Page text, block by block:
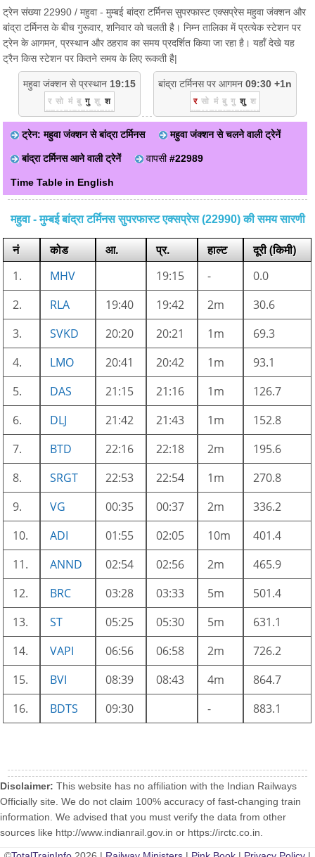
ट्रेन संख्या 22990 / महुवा - मुम्बई बांद्रा टर्मिनस सुपरफास्ट एक्सप्रेस महुवा जंक्शन और
बांद्रा टर्मिनस के बीच गुरूवार, शनिवार को चलती है। निम्न तालिका में प्रत्येक स्टेशन पर
ट्रेन के आगमन, प्रस्थान और ठहराव का समय प्रदर्शित किया जा रहा है। यहाँ देखे यह
ट्रैन किस स्टेशन पर कितने समय के लिए रूकती है|
महुवा जंक्शन से प्रस्थान 19:15
र सो मं बु गु शु श
बांद्रा टर्मिनस पर आगमन 09:30 +1n
र सो मं बु गु शु श
ट्रेन: महुवा जंक्शन से बांद्रा टर्मिनस महुवा जंक्शन से चलने वाली ट्रेनें
बांद्रा टर्मिनस आने वाली ट्रेनें वापसी#22989
Time Table in English
महुवा - मुम्बई बांद्रा टर्मिनस सुपरफास्ट एक्सप्रेस (22990) की समय सारणी
नं कोड आ. प्र. हाल्ट
दूरी (किमी)
1.
MHV 19:15 -
0.0
2.
RLA 19:40 19:42 2m
30.6
3.
SVKD 20:20 20:21 1m
69.3
4.
LMO 20:41 20:42 1m
93.1
5.
DAS 21:15 21:16 1m
126.7
6.
DLJ 21:42 21:43 1m
152.8
7.
BTD 22:16 22:18 2m
195.6
8.
SRGT 22:53 22:54 1m
270.8
9.
VG 00:35 00:37 2m
336.2
10.
ADI 01:55 02:05 10m
401.4
11.
ANND 02:54 02:56 2m
465.9
12.
BRC 03:28 03:33 5m
501.4
13.
ST 05:25 05:30 5m
631.1
14.
VAPI 06:56 06:58 2m
726.2
15.
BVI 08:39 08:43 4m
864.7
16.
BDTS 09:30 - 883.1
Disclaimer: This website has no affiliation with the Indian Railways
Officially site. We do not claim 100% accuracy of fast-changing train
information. We advised that you must verify the data from other
sources like http://www.indianrail.gov.in or https://irctc.co.in.